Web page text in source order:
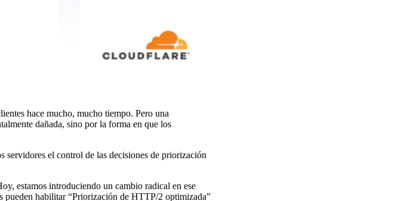
hace mucho, mucho tiempo. Pero una
dañada, sino por la forma en que los
el control de las decisiones de priorización
estamos introduciendo un cambio radical en ese
pueden habilitar “Priorización de HTTP/2 optimizada”